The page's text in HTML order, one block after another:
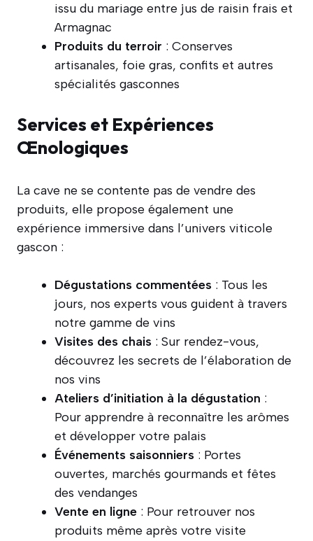
issu du mariage entre jus de raisin frais et
Armagnac
Produits du terroir : Conserves
artisanales, foie gras, confits et autres
spécialités gasconnes
Services et Expériences
Œnologiques
La cave ne se contente pas de vendre des
produits, elle propose également une
expérience immersive dans l’univers viticole
gascon :
Dégustations commentées : Tous les
jours, nos experts vous guident à travers
notre gamme de vins
Visites des chais : Sur rendez-vous,
découvrez les secrets de l’élaboration de
nos vins
Ateliers d’initiation à la dégustation :
Pour apprendre à reconnaître les arômes
et développer votre palais
Événements saisonniers : Portes
ouvertes, marchés gourmands et fêtes
des vendanges
Vente en ligne : Pour retrouver nos
produits même après votre visite